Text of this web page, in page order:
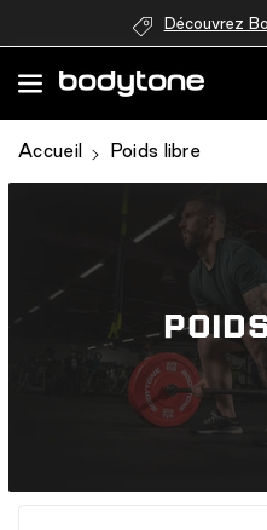
contenu
Découvrez
Accueil Poids libre